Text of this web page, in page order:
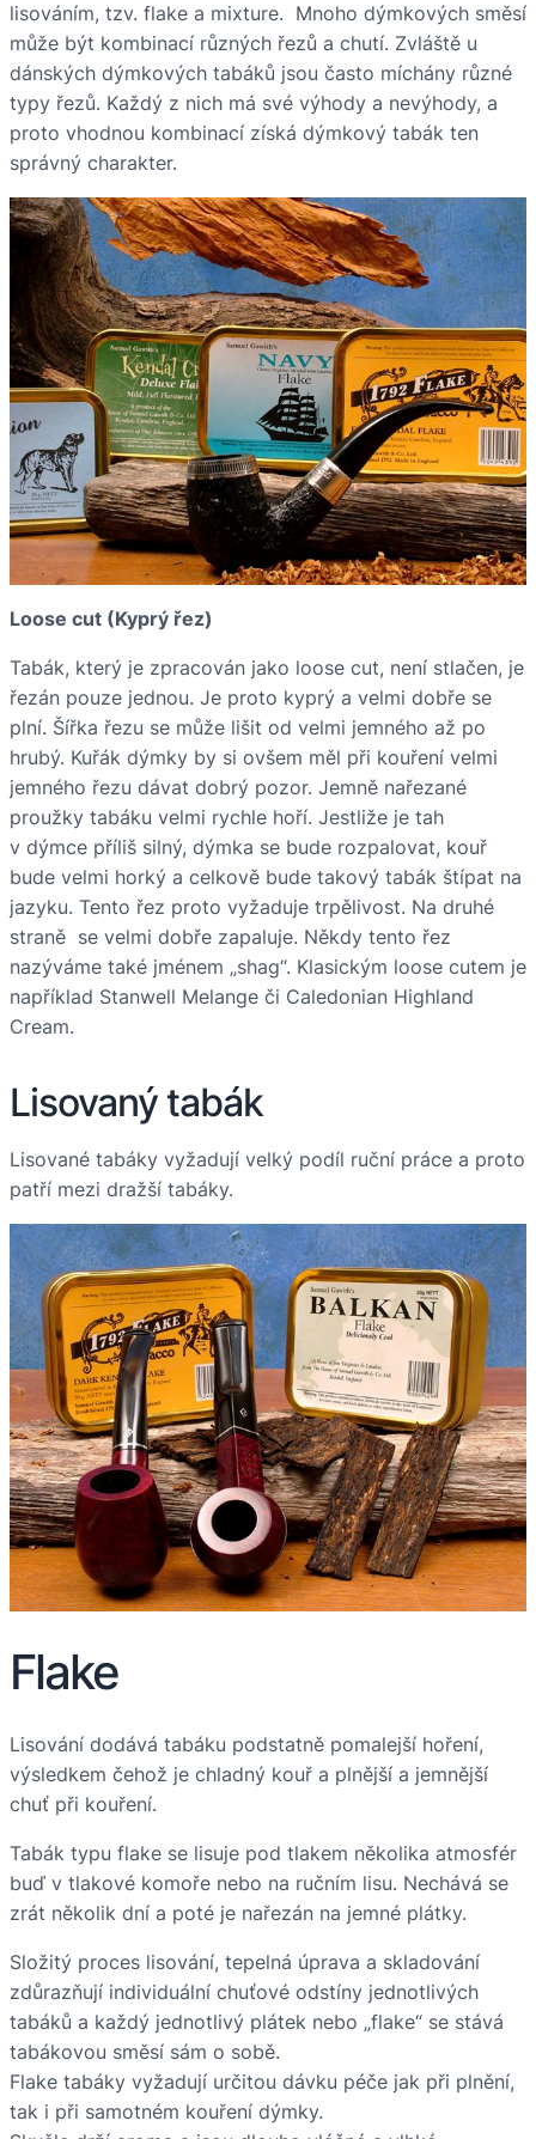
lisováním, tzv. flake a mixture. Mnoho dýmkových směsí
může být kombinací různých řezů a chutí. Zvláště u
dánských dýmkových tabáků jsou často míchány různé
typy řezů. Každý z nich má své výhody a nevýhody, a
proto vhodnou kombinací získá dýmkový tabák ten
správný charakter.
Loose cut (Kyprý řez)
Tabák, který je zpracován jako loose cut, není stlačen, je
řezán pouze jednou. Je proto kyprý a velmi dobře se
plní. Šířka řezu se může lišit od velmi jemného až po
hrubý. Kuřák dýmky by si ovšem měl při kouření velmi
jemného řezu dávat dobrý pozor. Jemně nařezané
proužky tabáku velmi rychle hoří. Jestliže je tah
v dýmce příliš silný, dýmka se bude rozpalovat, kouř
bude velmi horký a celkově bude takový tabák štípat na
jazyku. Tento řez proto vyžaduje trpělivost. Na druhé
straně se velmi dobře zapaluje. Někdy tento řez
nazýváme také jménem „shag“. Klasickým loose cutem je
například Stanwell Melange či Caledonian Highland
Cream.
Lisovaný tabák
Lisované tabáky vyžadují velký podíl ruční práce a proto
patří mezi dražší tabáky.
Flake
Lisování dodává tabáku podstatně pomalejší hoření,
výsledkem čehož je chladný kouř a plnější a jemnější
chuť při kouření.
Tabák typu flake se lisuje pod tlakem několika atmosfér
buď v tlakové komoře nebo na ručním lisu. Nechává se
zrát několik dní a poté je nařezán na jemné plátky.
Složitý proces lisování, tepelná úprava a skladování
zdůrazňují individuální chuťové odstíny jednotlivých
tabáků a každý jednotlivý plátek nebo „flake“ se stává
tabákovou směsí sám o sobě.
Flake tabáky vyžadují určitou dávku péče jak při plnění,
tak i při samotném kouření dýmky.